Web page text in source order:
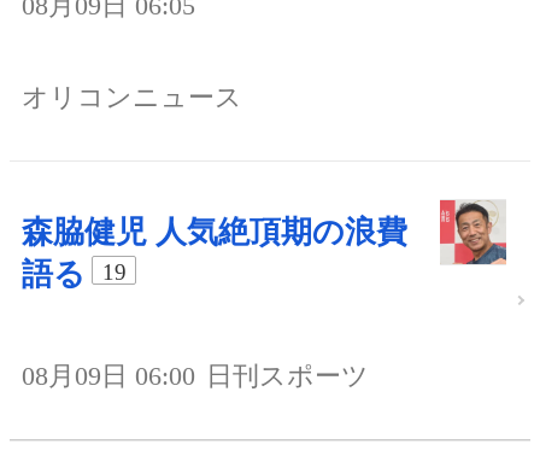
オリコンニュース
森脇健児 人気絶頂期の浪費
語る
19
08月09日 06:00 日刊スポーツ